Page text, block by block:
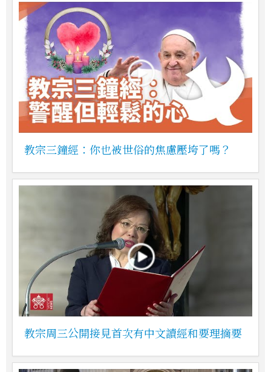
教宗三鐘經：你也被世俗的焦慮壓垮了嗎？
教宗周三公開接見首次有中文讀經和要理摘要